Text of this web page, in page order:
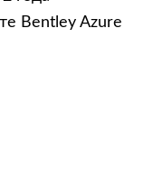
Bentley Azure